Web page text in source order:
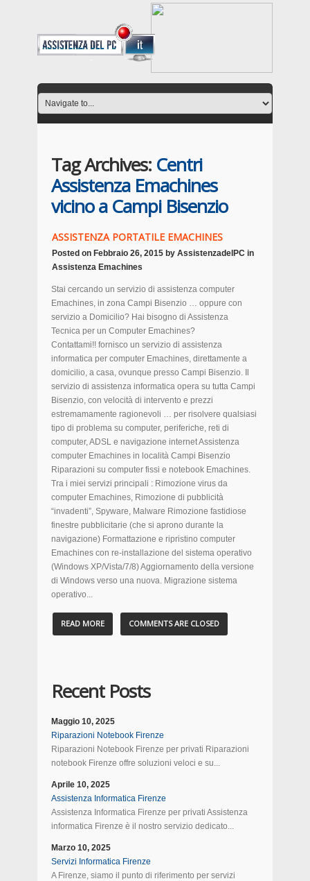
Tag Archives: Centri
Assistenza Emachines
vicino a Campi Bisenzio
ASSISTENZA PORTATILE EMACHINES
Posted on Febbraio 26, 2015 by AssistenzadelPC in
Assistenza Emachines
Stai cercando un servizio di assistenza computer
Emachines, in zona Campi Bisenzio … oppure con
servizio a Domicilio? Hai bisogno di Assistenza
Tecnica per un Computer Emachines?
Contattami!! fornisco un servizio di assistenza
informatica per computer Emachines, direttamente a
domicilio, a casa, ovunque presso Campi Bisenzio. Il
servizio di assistenza informatica opera su tutta Campi
Bisenzio, con velocità di intervento e prezzi
estremamamente ragionevoli … per risolvere qualsiasi
tipo di problema su computer, periferiche, reti di
computer, ADSL e navigazione internet Assistenza
computer Emachines in località Campi Bisenzio
Riparazioni su computer fissi e notebook Emachines.
Tra i miei servizi principali : Rimozione virus da
computer Emachines, Rimozione di pubblicità
“invadenti”, Spyware, Malware Rimozione fastidiose
finestre pubblicitarie (che si aprono durante la
navigazione) Formattazione e ripristino computer
Emachines con re-installazione del sistema operativo
(Windows XP/Vista/7/8) Aggiornamento della versione
di Windows verso una nuova. Migrazione sistema
operativo...
READ MORE COMMENTS ARE CLOSED
Recent Posts
Maggio 10, 2025
Riparazioni Notebook Firenze
Riparazioni Notebook Firenze per privati Riparazioni
notebook Firenze offre soluzioni veloci e su...
Aprile 10, 2025
Assistenza Informatica Firenze
Assistenza Informatica Firenze per privati Assistenza
informatica Firenze è il nostro servizio dedicato...
Marzo 10, 2025
Servizi Informatica Firenze
A Firenze, siamo il punto di riferimento per servizi